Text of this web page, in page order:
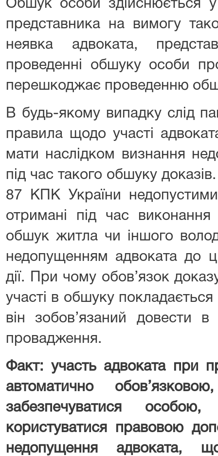
Обшук особи здійснюється у
представника на вимогу
неявка адвоката,
проведенні обшуку особи
перешкоджає проведенню
В будь-якому випадку слід
правила щодо участі
мати наслідком визнання
під час такого обшуку
87 КПК України
отримані під час
обшук житла чи іншого
недопущенням адвоката до
дії. При чому обов’язок
участі в обшуку
він зобов’язаний довести
провадження.
Факт: участь адвоката при
автоматично
забезпечуватися
користуватися правовою
недопущення адвоката,